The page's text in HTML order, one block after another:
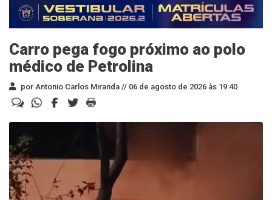
Carro pega fogo próximo ao polo
médico de Petrolina
por Antonio Carlos Miranda // 06 de agosto de 2026 às 19:40